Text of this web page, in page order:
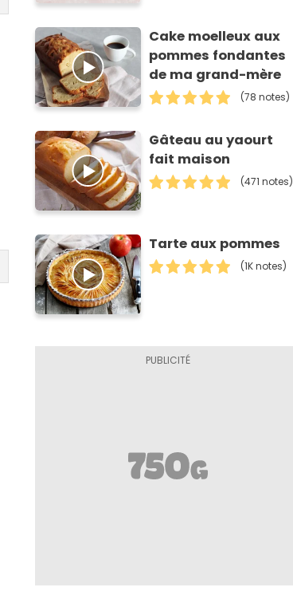
Cake moelleux aux
pommes fondantes
de ma grand-mère
(78 notes)
Gâteau au yaourt
fait maison
(471 notes)
Tarte aux pommes
(1K notes)